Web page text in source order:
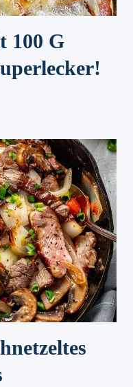
100 G